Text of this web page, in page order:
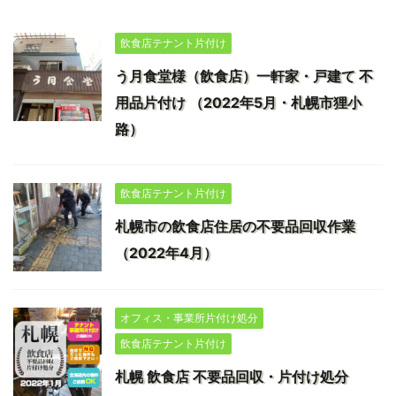
飲食店テナント片付け
う月食堂様（飲食店）一軒家・戸建て 不
用品片付け （2022年5月・札幌市狸小
路）
飲食店テナント片付け
札幌市の飲食店住居の不要品回収作業
（2022年4月）
オフィス・事業所片付け処分
飲食店テナント片付け
札幌 飲食店 不要品回収・片付け処分